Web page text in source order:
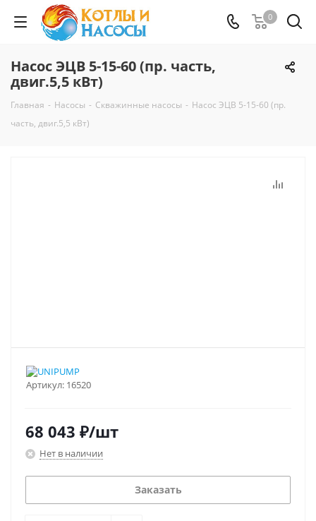
0
Насос ЭЦВ 5-15-60 (пр. часть,
двиг.5,5 кВт)
Главная - Насосы - Скважинные насосы - Насос ЭЦВ 5-15-60 (пр.
часть, двиг.5,5 кВт)
Артикул: 16520
68 043 ₽/шт
Нет в наличии
Заказать